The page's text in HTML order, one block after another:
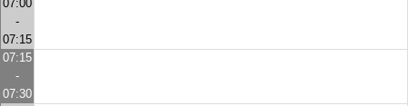
07:00
-
07:15
07:15
-
07:30